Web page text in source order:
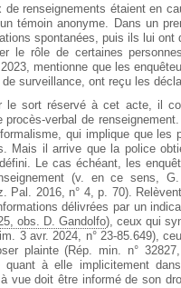
de renseignements étaient en
témoin anonyme. Dans un
spontanées, puis ils lui ont
le rôle de certaines
mentionne que les
de surveillance, ont reçu les
le sort réservé à cet acte, il
procès-verbal de
qui implique que les
Mais il arrive que la police
défini. Le cas échéant, les
(v. en ce sens,
Pal. 2016, n° 4, p. 70).
délivrées par un
obs. D. Gandolfo), ceux qui
3 avr. 2024, n° 23-85.649),
plainte (Rép. min. n°
quant à elle implicitement
à vue doit être informé de son